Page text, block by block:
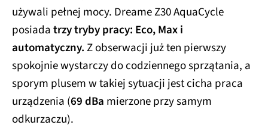
używali pełnej mocy. Dreame Z30 AquaCycle
posiadatrzy tryby pracy: Eco, Max i
automatyczny.Z obserwacji już ten pierwszy
spokojnie wystarczy do codziennego sprzątania, a
sporym plusem w takiej sytuacji jest cicha praca
urządzenia (69 dBa mierzone przy samym
odkurzaczu).